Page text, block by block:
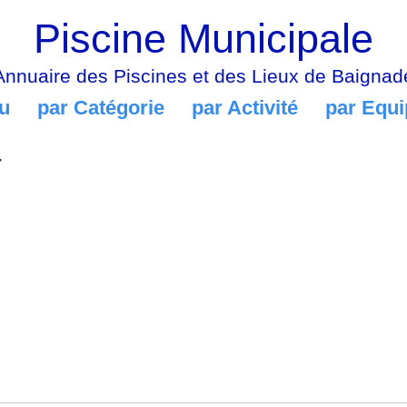
Piscine Municipale
des Piscines et des Lieux de
par Catégorie par Activité par